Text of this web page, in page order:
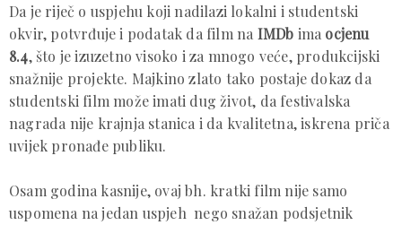
Da je riječ o uspjehu koji nadilazi lokalni i studentski
okvir, potvrđuje i podatak da film na IMDb ima ocjenu
8.4, što je izuzetno visoko i za mnogo veće, produkcijski
snažnije projekte. Majkino zlato tako postaje dokaz da
studentski film može imati dug život, da festivalska
nagrada nije krajnja stanica i da kvalitetna, iskrena priča
uvijek pronađe publiku.
Osam godina kasnije, ovaj bh. kratki film nije samo
uspomena na jedan uspjeh nego snažan podsjetnik